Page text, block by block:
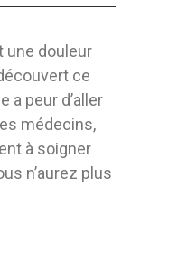
une douleur
ce
a peur d’aller
médecins,
à soigner
n’aurez plus